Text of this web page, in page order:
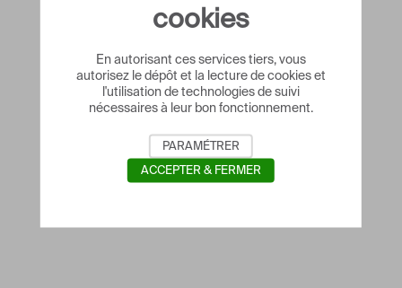
cookies
En autorisant ces services tiers, vous
autorisez le dépôt et la lecture de cookies et
l'utilisation de technologies de suivi
nécessaires à leur bon fonctionnement.
PARAMÉTRER
ACCEPTER & FERMER